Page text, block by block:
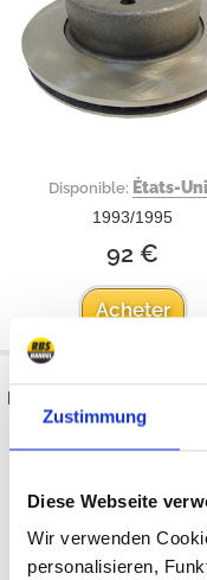
Zustimmung
Diese Webseite
Wir verwenden
personalisieren,
Disponible: États-
1993/1995
92 €
Acheter
et rainuré, arrière